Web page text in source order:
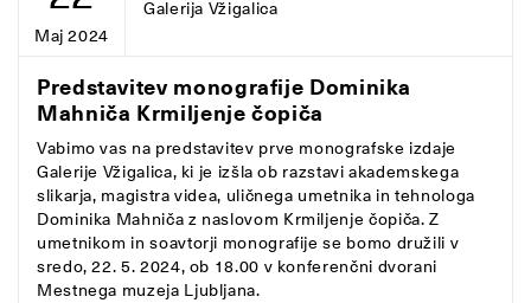
Maj 2024
Galerija Vžigalica
Predstavitev monografije Dominika
Mahniča Krmiljenje čopiča
Vabimo vas na predstavitev prve monografske izdaje
Galerije Vžigalica, ki je izšla ob razstavi akademskega
slikarja, magistra videa, uličnega umetnika in tehnologa
Dominika Mahniča z naslovom Krmiljenje čopiča. Z
umetnikom in soavtorji monografije se bomo družili v
sredo, 22. 5. 2024, ob 18.00 v konferenčni dvorani
Mestnega muzeja Ljubljana.